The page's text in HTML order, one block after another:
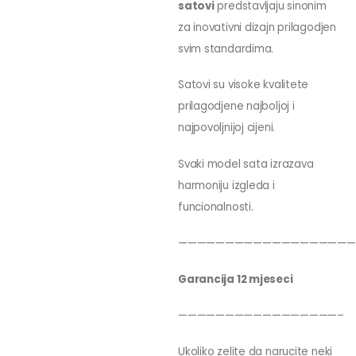
satovipredstavljaju sinonim
za inovativni dizajn prilagodjen
svim standardima.
Satovi su visoke kvalitete
prilagodjene najboljoj i
najpovoljnijoj cijeni.
Svaki model sata izrazava
harmoniju izgleda i
funcionalnosti.
Garancija 12 mjeseci
—————————————————–
Ukoliko zelite da narucite neki